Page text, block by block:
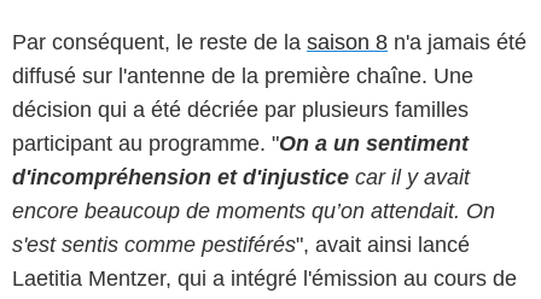
Par conséquent, le reste de la saison 8 n'a jamais été
diffusé sur l'antenne de la première chaîne. Une
décision qui a été décriée par plusieurs familles
participant au programme. "On a un sentiment
d'incompréhension et d'injustice car il y avait
encore beaucoup de moments qu’on attendait. On
s'est sentis comme pestiférés", avait ainsi lancé
Laetitia Mentzer, qui a intégré l'émission au cours de